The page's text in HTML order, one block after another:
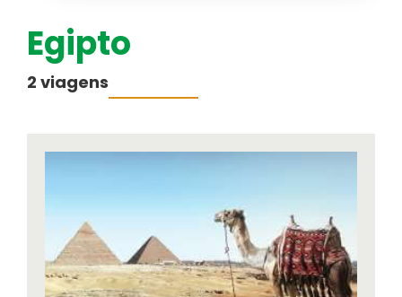
Australásia
Cruzeiros
Informação ao Viajante
Informações importantes para a sua
PESQUISAR VIAGENS
Egipto
2 viagens